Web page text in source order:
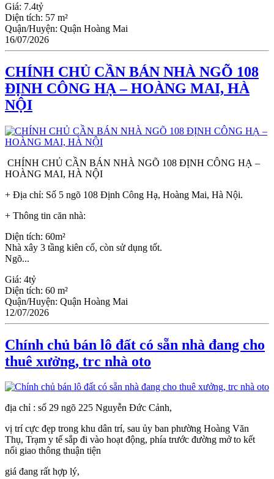
Giá: 7.4tỷ
Diện tích: 57 m²
Quận/Huyện: Quận Hoàng Mai
16/07/2026
CHÍNH CHỦ CẦN BÁN NHÀ NGÕ 108
ĐỊNH CÔNG HẠ – HOÀNG MAI, HÀ
NỘI
CHÍNH CHỦ CẦN BÁN NHÀ NGÕ 108 ĐỊNH CÔNG HẠ –
HOÀNG MAI, HÀ NỘI
+ Địa chỉ: Số 5 ngõ 108 Định Công Hạ, Hoàng Mai, Hà Nội.
+ Thông tin căn nhà:
Diện tích: 60m²
Nhà xây 3 tầng kiên cố, còn sử dụng tốt.
Ngõ...
Giá: 4tỷ
Diện tích: 60 m²
Quận/Huyện: Quận Hoàng Mai
12/07/2026
Chính chủ bán lô đất có sẵn nhà đang cho
thuê xưởng, trc nhà oto
địa chỉ : số 29 ngõ 225 Nguyễn Đức Cảnh,
vị trí cực đẹp trong khu dân trí, sau ủy ban phường Hoàng Văn
Thụ, Trạm y tế sắp đi vào hoạt động, phía trước đường mở to kết
nối giao thông thuận tiện
giá đang rất hợp lý,